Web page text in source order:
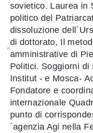
sovietico. Laurea in
politico del
dissoluzione
di dottorato, Il
amministrative di
Politici. Soggiorni di
Institut - e Mosca-
Fondatore e
internazionale
punto di
´agenzia Agi nella